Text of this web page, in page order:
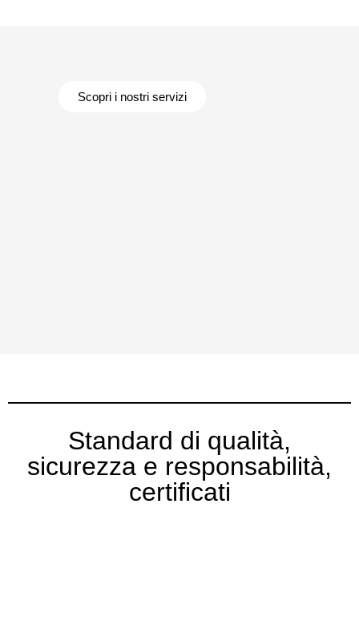
Scopri i nostri servizi
Standard di qualità,
sicurezza e responsabilità,
certificati